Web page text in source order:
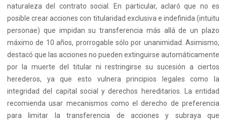
naturaleza del contrato social. En particular, aclaró que no es
posible crear acciones con titularidad exclusiva e indefinida (intuitu
personae) que impidan su transferencia más allá de un plazo
máximo de 10 años, prorrogable sólo por unanimidad. Asimismo,
destacó que las acciones no pueden extinguirse automáticamente
por la muerte del titular ni restringirse su sucesión a ciertos
herederos, ya que esto vulnera principios legales como la
integridad del capital social y derechos hereditarios. La entidad
recomienda usar mecanismos como el derecho de preferencia
para limitar la transferencia de acciones y subraya que